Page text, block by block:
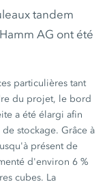
tandem
AG ont été
particulières tant
du projet, le bord
a été élargi afin
stockage. Grâce à
présent de
d'environ 6 %
cubes. La